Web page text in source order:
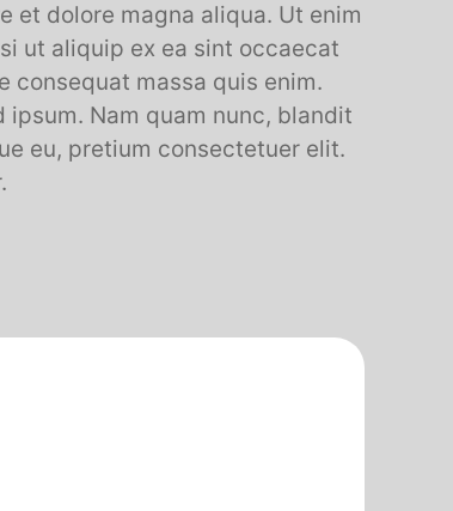
et dolore magna aliqua. Ut enim
ut aliquip ex ea sint occaecat
massa quis enim.
Nam quam nunc, blandit
eu, pretium consectetuer elit.